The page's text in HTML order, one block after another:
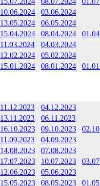
10.06.2024
03.06.2024
13.05.2024
06.05.2024
15.04.2024 08.04.2024
11.03.2024
04.03.2024
12.02.2024
05.02.2024
15.01.2024 08.01.2024
11.12.2023
04.12.2023
13.11.2023
06.11.2023
16.10.2023 09.10.2023
11.09.2023
04.09.2023
14.08.2023
07.08.2023
17.07.2023 10.07.2023
12.06.2023
05.06.2023
15.05.2023 08.05.2023